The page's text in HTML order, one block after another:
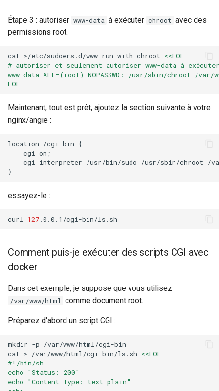
Étape 3 : autoriser www-data à exécuter chroot avec des
permissions root.
cat >/etc/sudoers.d/www-run-with-chroot <<EOF
# autoriser et seulement autoriser www-data à
www-data ALL=(root) NOPASSWD: /usr/sbin/chroot /var/
EOF
Maintenant, tout est prêt, ajoutez la section suivante à votre
nginx/angie :
location /cgi-bin {
    cgi on;
cgi_interpreter /usr/bin/sudo /usr/sbin/chroot /
essayez-le :
curl 127
Comment puis-je exécuter des scripts CGI avec
docker
Dans cet exemple, je suppose que vous utilisez
/var/www/html comme document root.
Préparez d'abord un script CGI :
mkdir -p
/var/www/html/cgi-bin
cat > /var/www/html/cgi-bin/ls.sh <<EOF
#!/bin/sh
echo "Status: 200"
echo "Content-Type: text-plain"